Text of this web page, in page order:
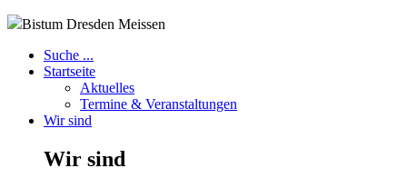
Bistum Dresden Meissen
Suche ...
Startseite
Aktuelles
Termine & Veranstaltungen
Wir sind
Wir sind